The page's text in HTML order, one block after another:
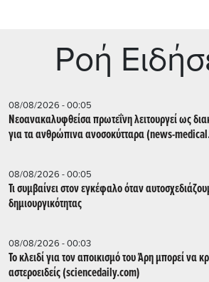
Ρoή
08/08/2026 - 00:05
Νεοανακαλυφθείσα πρωτεΐνη λειτουργεί ως
για τα ανθρώπινα ανοσοκύτταρα (news-
08/08/2026 - 00:05
Τι συμβαίνει στον εγκέφαλο όταν
δημιουργικότητας
08/08/2026 - 00:03
Το κλειδί για τον αποικισμό του Άρη μπορεί να
αστεροειδείς (sciencedaily.com)